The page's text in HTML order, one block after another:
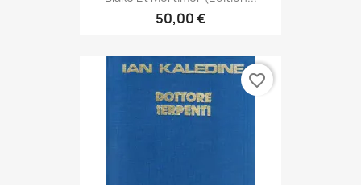
50,00 €
favorite_border